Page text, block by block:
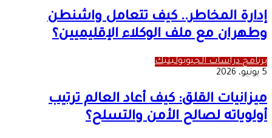
إدارة المخاطر.. كيف تتعامل واشنطن
وطهران مع ملف الوكلاء الإقليميين؟
برنامج دراسات الجيوبوليتيك
5 يونيو، 2026
ميزانيات القلق: كيف أعاد العالم ترتيب
أولوياته لصالح الأمن والتسلح؟